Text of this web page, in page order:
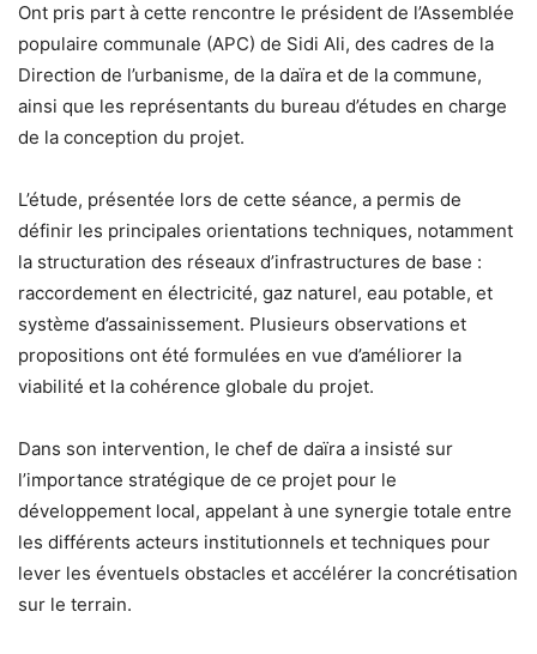
Ont pris part à cette rencontre le président de l’Assemblée
populaire communale (APC) de Sidi Ali, des cadres de la
Direction de l’urbanisme, de la daïra et de la commune,
ainsi que les représentants du bureau d’études en charge
de la conception du projet.
L’étude, présentée lors de cette séance, a permis de
définir les principales orientations techniques, notamment
la structuration des réseaux d’infrastructures de base :
raccordement en électricité, gaz naturel, eau potable, et
système d’assainissement. Plusieurs observations et
propositions ont été formulées en vue d’améliorer la
viabilité et la cohérence globale du projet.
Dans son intervention, le chef de daïra a insisté sur
l’importance stratégique de ce projet pour le
développement local, appelant à une synergie totale entre
les différents acteurs institutionnels et techniques pour
lever les éventuels obstacles et accélérer la concrétisation
sur le terrain.